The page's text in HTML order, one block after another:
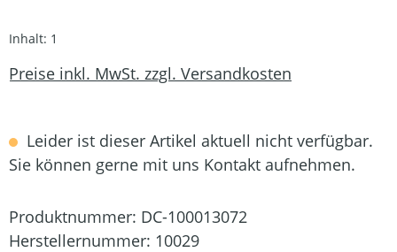
Inhalt: 1
Preise inkl. MwSt. zzgl. Versandkosten
Leider ist dieser Artikel aktuell nicht verfügbar.
Sie können gerne mit uns Kontakt aufnehmen.
Produktnummer: DC-100013072
Herstellernummer: 10029